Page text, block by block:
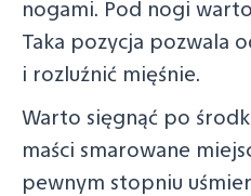
nogami. Pod nogi
Taka pozycja pozwala
i rozluźnić mięśnie.
Warto sięgnąć po
maści smarowane
pewnym stopniu